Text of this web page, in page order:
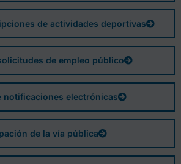
de actividades deportivas
de empleo público
notificaciones electrónicas
de la vía pública